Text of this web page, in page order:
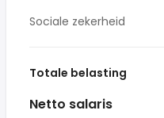
Sociale zekerheid
Totale belasting
Netto salaris